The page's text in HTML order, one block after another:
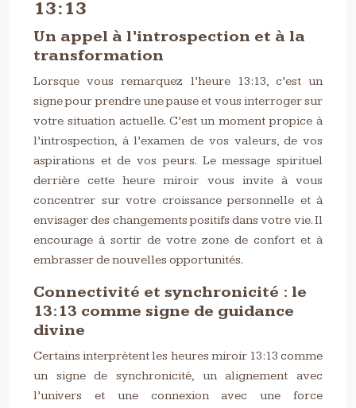
13:13
Un appel à l’introspection et à la
transformation
Lorsque vous remarquez l’heure 13:13, c’est un
signe pour prendre une pause et vous interroger sur
votre situation actuelle. C’est un moment propice à
l’introspection, à l’examen de vos valeurs, de vos
aspirations et de vos peurs. Le message spirituel
derrière cette heure miroir vous invite à vous
concentrer sur votre croissance personnelle et à
envisager des changements positifs dans votre vie. Il
encourage à sortir de votre zone de confort et à
embrasser de nouvelles opportunités.
Connectivité et synchronicité : le
13:13 comme signe de guidance
divine
Certains interprètent les heures miroir 13:13 comme
un signe de synchronicité, un alignement avec
l’univers et une connexion avec une force